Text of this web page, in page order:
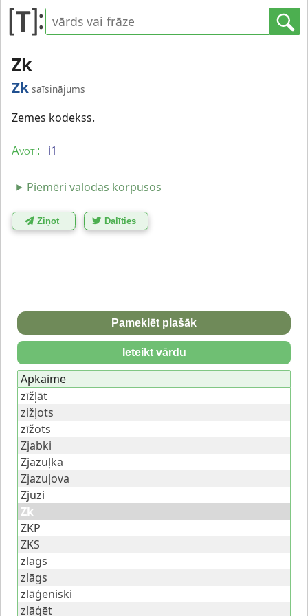
Zk
Zk saīsinājums
Zemes kodekss.
Avoti: i1
Piemēri valodas korpusos
Ziņot Dalīties
Pameklēt plašāk
Ieteikt vārdu
Apkaime
zīžļāt
zižļots
zīžots
Zjabki
Zjazuļka
Zjazuļova
Zjuzi
Zk
ZKP
ZKS
zlags
zlāgs
zlāģeniski
zlāģēt